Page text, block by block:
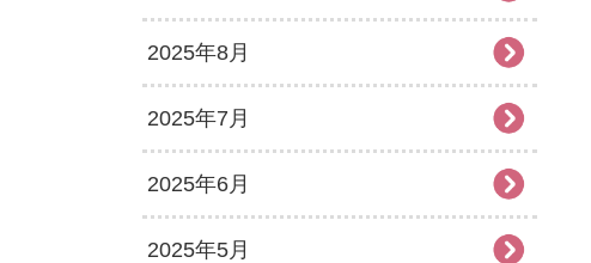
2025年8月
2025年7月
2025年6月
2025年5月